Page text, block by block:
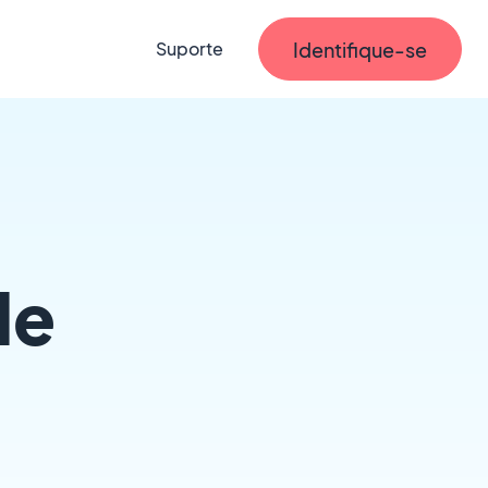
Suporte Identifique-se